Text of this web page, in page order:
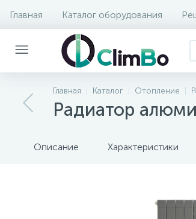
Главная Каталог оборудования
Главная Каталог Отопление
Радиатор
Описание Характеристики